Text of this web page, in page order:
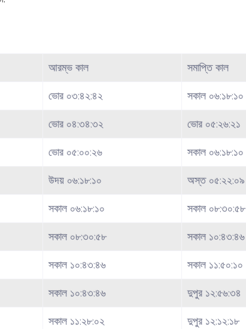
আরম্ভ কাল
সমাপ্তি কাল
ভোর ০৩:৪২:৪২
সকাল ০৬:১৮:১০
ভোর ০৪:৩৪:৩২
ভোর ০৫:২৬:২১
ভোর ০৫:০০:২৬
সকাল ০৬:১৮:১০
উদয় ০৬:১৮:১০
অস্ত ০৫:২২:০৯
সকাল ০৬:১৮:১০
সকাল ০৮:৩০:৫৮
সকাল ০৮:৩০:৫৮
সকাল ১০:৪৩:৪৬
সকাল ১০:৪৩:৪৬
সকাল ১১:৫০:১০
সকাল ১০:৪৩:৪৬
দুপুর ১২:৫৬:৩৪
সকাল ১১:২৮:০২
দুপুর ১২:১২:১৮